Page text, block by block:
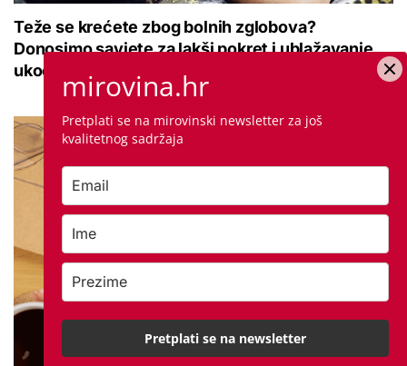
Teže se krećete zbog bolnih zglobova?
Donosimo savjete za lakši pokret i ublažavanje
ukočenostimirovina.hr
Pretplati se na mirovinski newsletter za još
kvalitetnog sadržaja
Pretplati se na newsletter